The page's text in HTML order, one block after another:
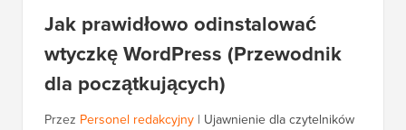
Jak prawidłowo odinstalować
wtyczkę WordPress (Przewodnik
dla początkujących)
Przez Personel redakcyjny | Ujawnienie dla czytelników